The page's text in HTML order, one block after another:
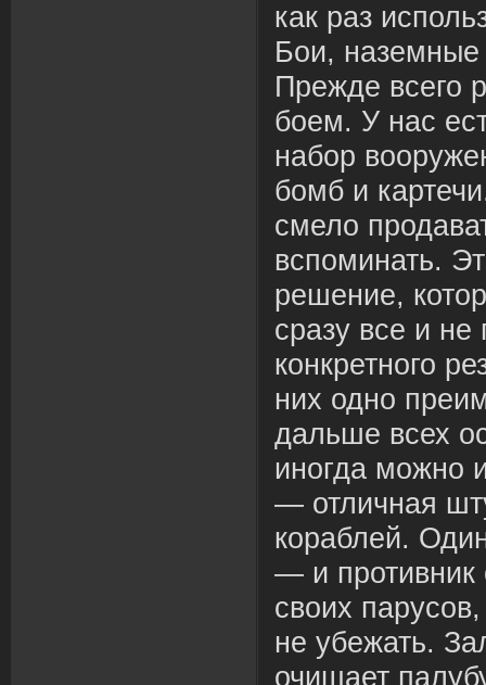
как раз
Бои,
Прежде всего
боем. У нас
набор
бомб и
смело
вспоминать.
решение,
сразу все и не
конкретного
них одно
дальше всех
иногда можно
— отличная
кораблей.
— и противник
своих
не убежать.
очищает